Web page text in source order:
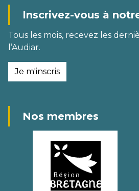
Inscrivez-vous à
Tous les mois, recevez les
l’Audiar.
Je m'inscris
Nos membres